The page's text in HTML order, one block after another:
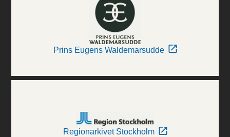
Prins Eugens Waldemarsudde
Regionarkivet Stockholm